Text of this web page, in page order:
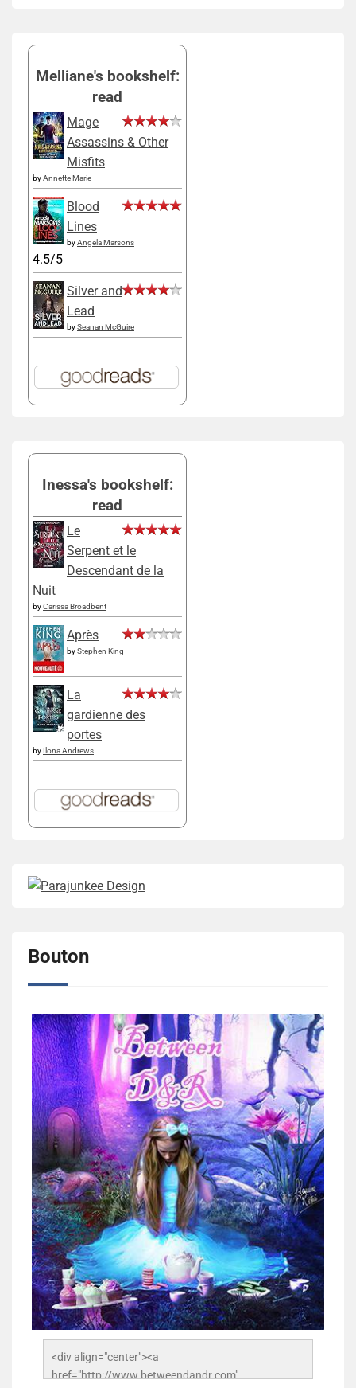
Melliane's bookshelf:
read
Mage
Assassins & Other
Misfits
byAnnette Marie
Blood
Lines
byAngela Marsons
4.5/5
Silver and
Lead
bySeanan McGuire
Inessa's bookshelf:
read
Le
Serpent et le
Descendant de la
Nuit
byCarissa Broadbent
Après
byStephen King
La
gardienne des
portes
by Ilona Andrews
Bouton
<div align="center"><a
href="http://www.betweendandr.com"